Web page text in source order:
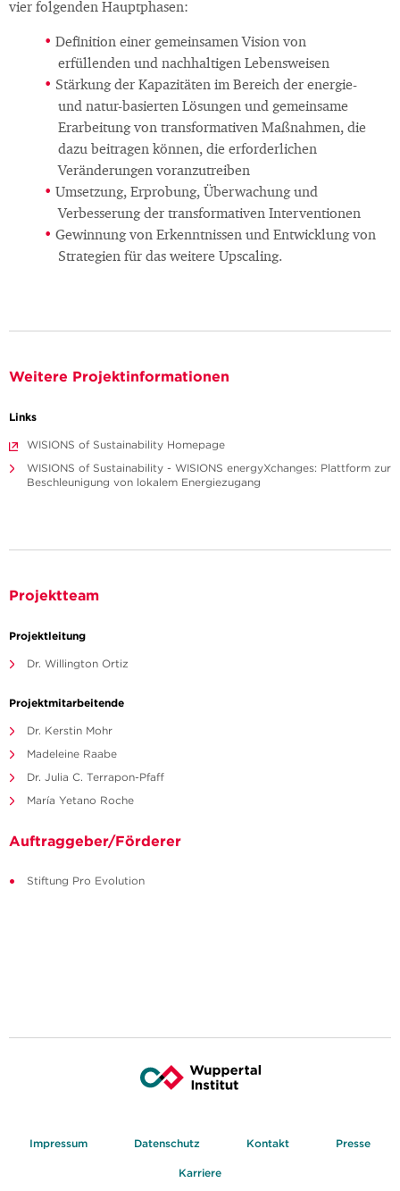
vier folgenden Hauptphasen:
Definition einer gemeinsamen Vision von
erfüllenden und nachhaltigen Lebensweisen
Stärkung der Kapazitäten im Bereich der energie-
und natur-basierten Lösungen und gemeinsame
Erarbeitung von transformativen Maßnahmen, die
dazu beitragen können, die erforderlichen
Veränderungen voranzutreiben
Umsetzung, Erprobung, Überwachung und
Verbesserung der transformativen Interventionen
Gewinnung von Erkenntnissen und Entwicklung von
Strategien für das weitere Upscaling.
Weitere Projektinformationen
Links
WISIONS of Sustainability Homepage
WISIONS of Sustainability - WISIONS energyXchanges: Plattform zur
Beschleunigung von lokalem Energiezugang
Projektteam
Projektleitung
Dr. Willington Ortiz
Projektmitarbeitende
Dr. Kerstin Mohr
Madeleine Raabe
Dr. Julia C. Terrapon-Pfaff
María Yetano Roche
Auftraggeber/Förderer
Stiftung Pro Evolution
Impressum Datenschutz Kontakt Presse
Karriere